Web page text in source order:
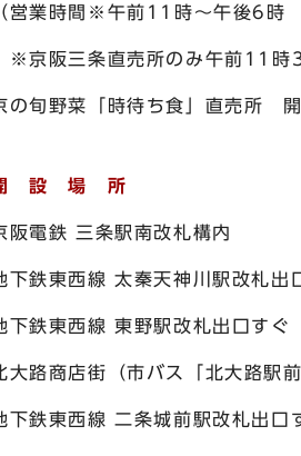
（営業時間※午前11時～午後6
※京阪三条直売所のみ午前11時
の旬野菜「時待ち食」直売所
設 場 所
阪電鉄 三条駅南改札構内
下鉄東西線 太秦天神川駅改札出
下鉄東西線 東野駅改札出口すぐ
大路商店街（市バス「北大路駅前
下鉄東西線 二条城前駅改札出口